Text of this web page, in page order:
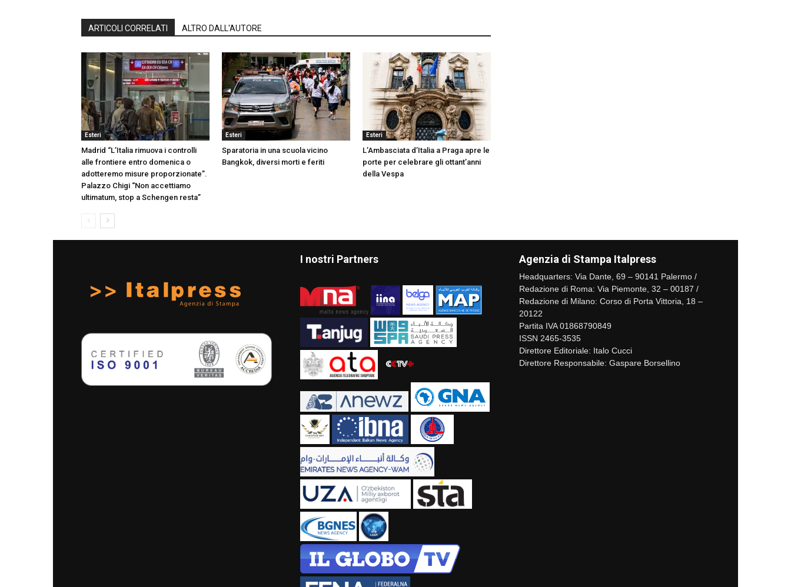
ARTICOLI CORRELATI ALTRO DALL'AUTORE
Esteri
Madrid “L’Italia rimuova i controlli
alle frontiere entro domenica o
adotteremo misure proporzionate”.
Palazzo Chigi “Non accettiamo
ultimatum, stop a Schengen resta”
Esteri
Sparatoria in una scuola vicino
Bangkok, diversi morti e feriti
Esteri
L’Ambasciata d’Italia a Praga apre le
porte per celebrare gli ottant’anni
della Vespa
I nostri Partners Agenzia di Stampa Italpress
Headquarters: Via Dante, 69 – 90141 Palermo /
Redazione di Roma: Via Piemonte, 32 – 00187 /
Redazione di Milano: Corso di Porta Vittoria, 18 –
20122
Partita IVA 01868790849
ISSN 2465-3535
Direttore Editoriale: Italo Cucci
Direttore Responsabile: Gaspare Borsellino